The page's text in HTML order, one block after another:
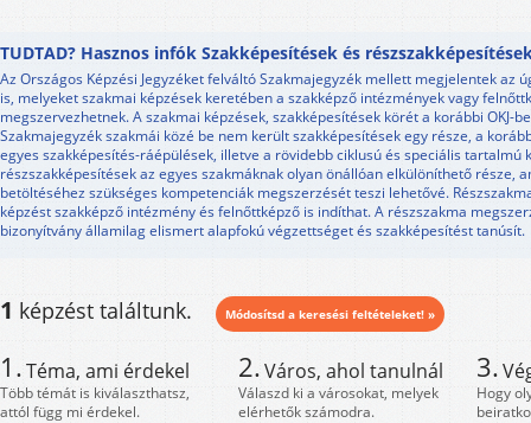
TUDTAD? Hasznos infók Szakképesítések és
Az Országos Képzési Jegyzéket felváltó Szakmajegyzék mellett megjelentek az
is, melyeket szakmai képzések keretében a szakképző intézmények vagy
megszervezhetnek. A szakmai képzések, szakképesítések körét a korábbi OKJ-
Szakmajegyzék szakmái közé be nem került szakképesítések egy része, a
egyes szakképesítés-ráépülések, illetve a rövidebb ciklusú és speciális tartalmú
részszakképesítések az egyes szakmáknak olyan önállóan elkülöníthető része,
betöltéséhez szükséges kompetenciák megszerzését teszi lehetővé.
képzést szakképző intézmény és felnőttképző is indíthat. A részszakma
bizonyítvány államilag elismert alapfokú végzettséget és szakképesítést tanúsít.
1 képzést találtunk. Módosítsd a keresési feltételeket! »
1.Téma, ami érdekel
Több témát is kiválaszthatsz,
attól függ mi érdekel.
2.Város, ahol tanulnál
Válaszd ki a városokat, melyek
elérhetők számodra.
3.
Hogy